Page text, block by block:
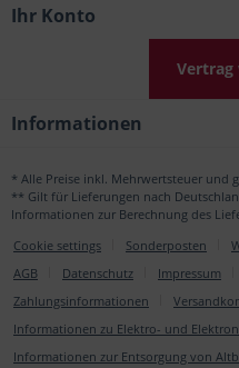
Ihr Konto
Vertrag
Informationen
* Alle Preise inkl. Mehrwertsteuer und
** Gilt für Lieferungen nach
Informationen zur Berechnung des
Cookie settings
Sonderposten
AGB
Datenschutz Impressum
Zahlungsinformationen
Informationen zu Elektro- und
Informationen zur Entsorgung von